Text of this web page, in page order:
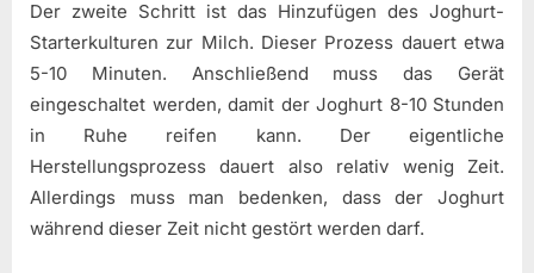
Der zweite Schritt ist das Hinzufügen des Joghurt-
Starterkulturen zur Milch. Dieser Prozess dauert etwa
5-10 Minuten. Anschließend muss das Gerät
eingeschaltet werden, damit der Joghurt 8-10 Stunden
in Ruhe reifen kann. Der eigentliche
Herstellungsprozess dauert also relativ wenig Zeit.
Allerdings muss man bedenken, dass der Joghurt
während dieser Zeit nicht gestört werden darf.